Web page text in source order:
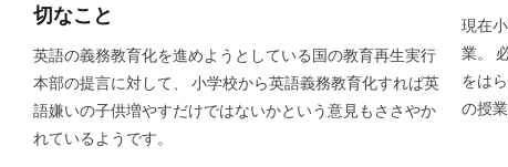
切なこと
英語の義務教育化を進めようとしている国の教育再生実行
本部の提言に対して、 小学校から英語義務教育化すれば英
語嫌いの子供増やすだけではないかという意見もささやか
れているようです。
現在
業。
をは
の授